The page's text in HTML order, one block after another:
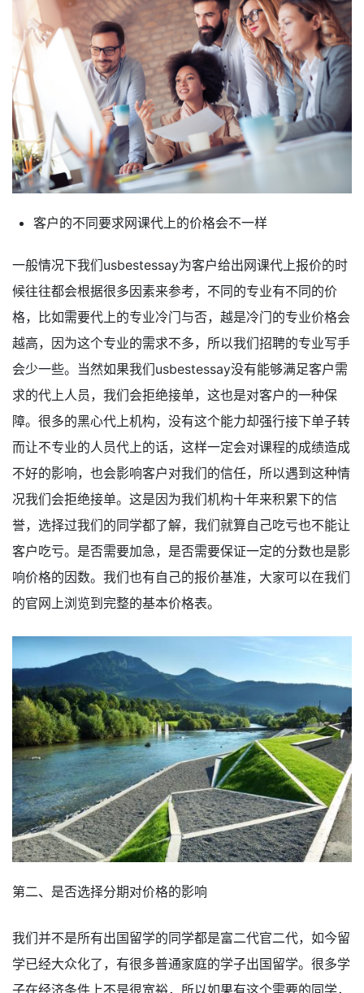
客户的不同要求网课代上的价格会不一样
一般情况下我们usbestessay为客户给出网课代上报价的时
候往往都会根据很多因素来参考，不同的专业有不同的价
格，比如需要代上的专业冷门与否，越是冷门的专业价格会
越高，因为这个专业的需求不多，所以我们招聘的专业写手
会少一些。当然如果我们usbestessay没有能够满足客户需
求的代上人员，我们会拒绝接单，这也是对客户的一种保
障。很多的黑心代上机构，没有这个能力却强行接下单子转
而让不专业的人员代上的话，这样一定会对课程的成绩造成
不好的影响，也会影响客户对我们的信任，所以遇到这种情
况我们会拒绝接单。这是因为我们机构十年来积累下的信
誉，选择过我们的同学都了解，我们就算自己吃亏也不能让
客户吃亏。是否需要加急，是否需要保证一定的分数也是影
响价格的因数。我们也有自己的报价基准，大家可以在我们
的官网上浏览到完整的基本价格表。
第二、是否选择分期对价格的影响
我们并不是所有出国留学的同学都是富二代官二代，如今留
学已经大众化了，有很多普通家庭的学子出国留学。很多学
子在经济条件上不是很宽裕，所以如果有这个需要的同学，